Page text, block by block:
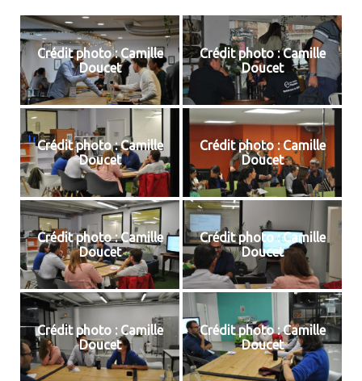
Crédit photo : Camille
Doucet
Crédit photo : Camille
Doucet
Crédit photo : Camille
Doucet
Crédit photo : Camille
Doucet
Crédit photo : Camille
Doucet
Crédit photo : Camille
Doucet
Crédit photo : Camille
Doucet
Crédit photo : Camille
Doucet